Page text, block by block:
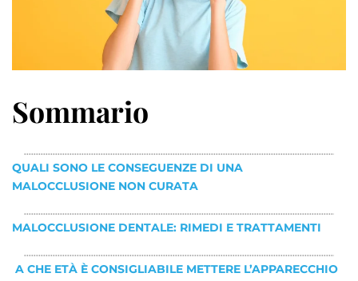
Sommario
QUALI SONO LE CONSEGUENZE DI UNA
MALOCCLUSIONE NON CURATA
MALOCCLUSIONE DENTALE: RIMEDI E TRATTAMENTI
A CHE ETÀ È CONSIGLIABILE METTERE L’APPARECCHIO